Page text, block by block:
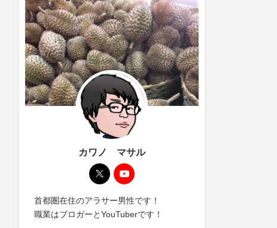
カワノ マサル
首都圏在住のアラサー男性です！
職業はブロガーとYouTuberです！